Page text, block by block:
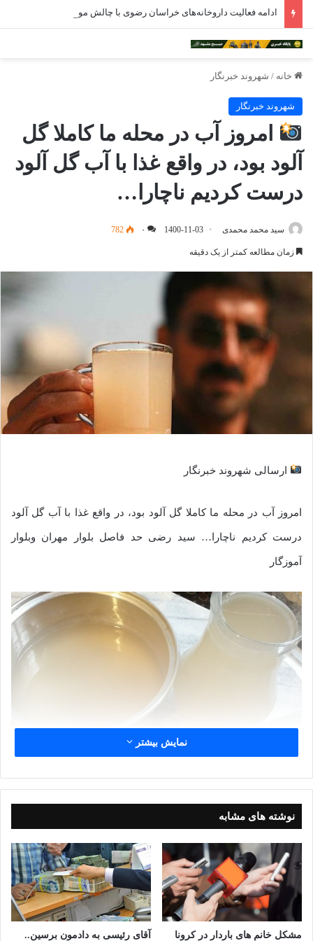
خانه / شهروند خبرنگار
شهروند خبرنگار
امروز آب در محله ما کاملا گل
آلود بود، در واقع غذا با آب گل آلود
درست کردیم ناچارا…
سید محمد محمدی 1400-11-03 ۰ 782
زمان مطالعه کمتر از یک دقیقه
ارسالی شهروند خبرنگار
امروز آب در محله ما کاملا گل آلود بود، در واقع غذا با آب گل آلود
درست کردیم ناچارا… سید رضی حد فاصل بلوار مهران وبلوار
آموزگار
شهروند خبرنگار صبح مشهد باشید
برای ارسال فیلم های خود از سطح شهر و گزارش مشاهدات
زلزله از لینک زیر استفاده نمایید
نمایش بیشتر
نوشته های مشابه
مشکل خانم های باردار در کرونا
آقای رئیسی به دادمون برسین..